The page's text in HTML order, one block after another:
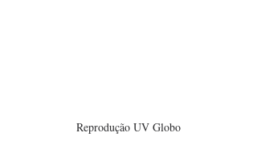
Reprodução UV Globo